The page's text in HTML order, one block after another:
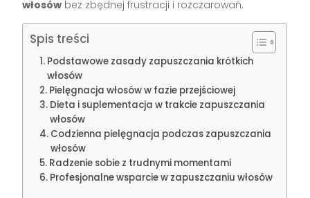
włosów bez zbędnej frustracji i rozczarowań.
Spis treści
Podstawowe zasady zapuszczania krótkich
włosów
Pielęgnacja włosów w fazie przejściowej
Dieta i suplementacja w trakcie zapuszczania
włosów
Codzienna pielęgnacja podczas zapuszczania
włosów
Radzenie sobie z trudnymi momentami
Profesjonalne wsparcie w zapuszczaniu włosów